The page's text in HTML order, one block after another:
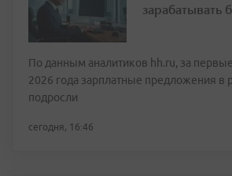
зарабатывать
По данным аналитиков hh.ru, за
2026 года зарплатные предложения в
подросли
сегодня, 16:46